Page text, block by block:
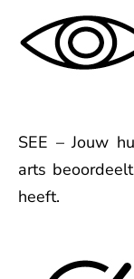
SEE – Jouw
arts
heeft.